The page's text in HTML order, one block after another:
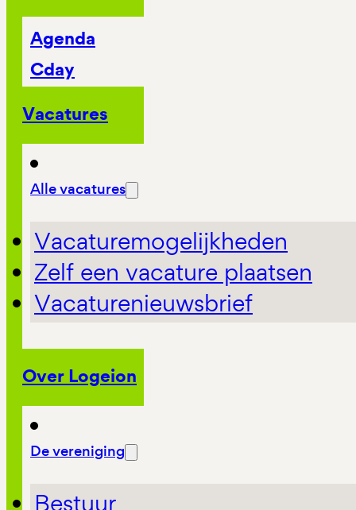
Agenda
Cday
Vacatures
Alle vacatures
Vacaturemogelijkheden
Zelf een vacature plaatsen
Vacaturenieuwsbrief
Over Logeion
De vereniging
Bestuur